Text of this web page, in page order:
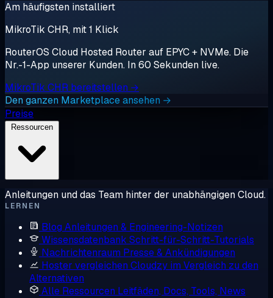
Am häufigsten installiert
MikroTik CHR, mit 1 Klick
RouterOS Cloud Hosted Router auf EPYC + NVMe. Die
Nr.-1-App unserer Kunden. In 60 Sekunden live.
MikroTik CHR bereitstellen →
Den ganzen Marketplace ansehen →
Preise
Anleitungen und das Team hinter der unabhängigen Cloud.
LERNEN
Blog Anleitungen & Engineering-Notizen
Wissensdatenbank Schritt-für-Schritt-Tutorials
Nachrichtenraum Presse & Ankündigungen
Hoster vergleichen Cloudzy im Vergleich zu den
Alternativen
Alle Ressourcen Leitfäden, Docs, Tools, News